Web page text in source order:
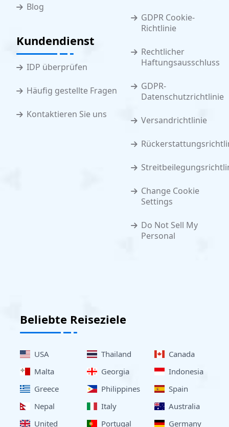
Blog
Kundendienst
IDP überprüfen
Häufig gestellte Fragen
Kontaktieren Sie uns
GDPR Cookie-
Richtlinie
Rechtlicher
Haftungsausschluss
GDPR-
Datenschutzrichtlinie
Versandrichtlinie
Change Cookie
Settings
Do Not Sell My
Personal
Beliebte Reiseziele
USA Thailand
Canada
Malta
Georgia
Indonesia
Greece
Philippines
Spain
Nepal
Italy
Australia
United
Portugal Germany